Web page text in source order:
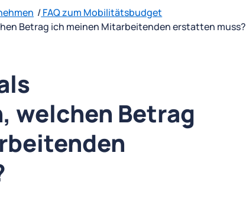
FAQ zum Mobilitätsbudget
Betrag ich meinen Mitarbeitenden erstatten muss?
welchen Betrag